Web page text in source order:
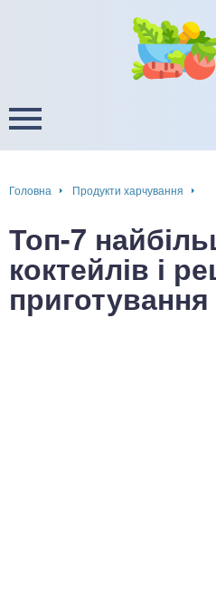
Головна Продукти харчування
Топ-7
коктейлів і
приготування
/ звуження судин
енергії, уваги